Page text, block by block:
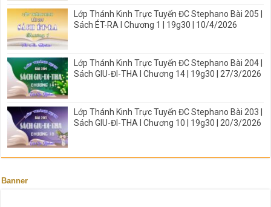
Lớp Thánh Kinh Trực Tuyến ĐC Stephano Bài 205 |
Sách ÉT-RA I Chương 1 | 19g30 | 10/4/2026
Lớp Thánh Kinh Trực Tuyến ĐC Stephano Bài 204 |
Sách GIU-ĐI-THA I Chương 14 | 19g30 | 27/3/2026
Lớp Thánh Kinh Trực Tuyến ĐC Stephano Bài 203 |
Sách GIU-ĐI-THA I Chương 10 | 19g30 | 20/3/2026
Banner